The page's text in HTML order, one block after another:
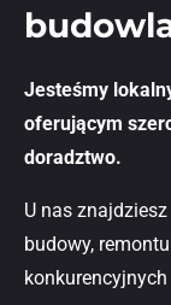
Jesteśmy
oferującym
doradztwo.
U nas
budowy,